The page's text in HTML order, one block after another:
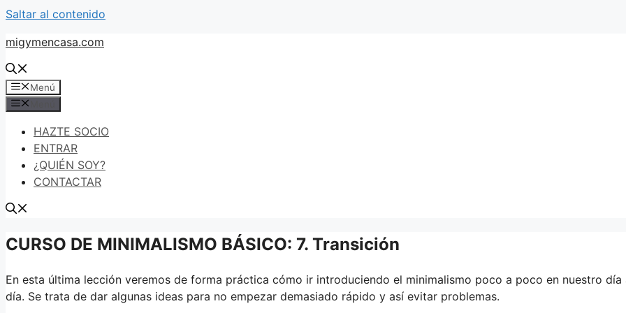
Saltar al contenido
migymencasa.com
Menú
HAZTE SOCIO
ENTRAR
¿QUIÉN SOY?
CONTACTAR
CURSO DE MINIMALISMO BÁSICO: 7. Transición
En esta última lección veremos de forma práctica cómo ir introduciendo el minimalismo poco a poco en nuestro día
día. Se trata de dar algunas ideas para no empezar demasiado rápido y así evitar problemas.